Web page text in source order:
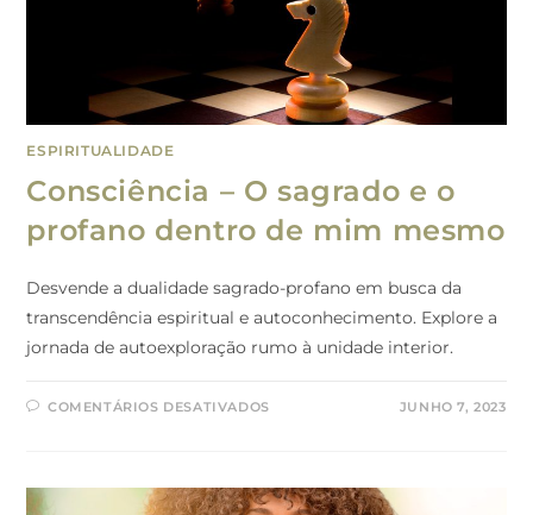
ESPIRITUALIDADE
Consciência – O sagrado e o
profano dentro de mim mesmo
Desvende a dualidade sagrado-profano em busca da
transcendência espiritual e autoconhecimento. Explore a
jornada de autoexploração rumo à unidade interior.
COMENTÁRIOS DESATIVADOS JUNHO 7, 2023